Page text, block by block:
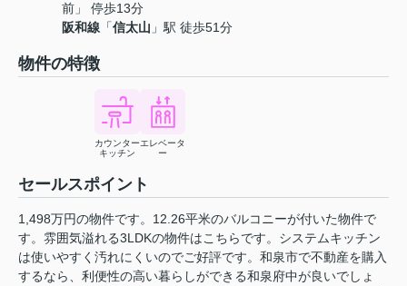
前」 停歩13分
阪和線 「信太山 」駅 徒歩51分
物件の特徴
カウンター
キッチン
エレベータ
ー
セールスポイント
1,498万円の物件です。12.26平米のバルコニーが付いた物件で
す。雰囲気溢れる3LDKの物件はこちらです。システムキッチン
は使いやすく汚れにくいのでご好評です。和泉市で不動産を購入
するなら、利便性の高い暮らしができる和泉府中が良いでしょ